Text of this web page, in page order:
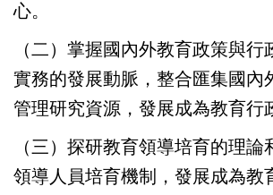
心。
（二）掌握國內外教育政策與行
實務的發展動脈，整合匯集國內
管理研究資源，發展成為教育行
（三）探研教育領導培育的理論
領導人員培育機制，發展成為教